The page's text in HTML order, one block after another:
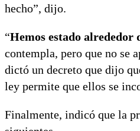
hecho”, dijo.
“Hemos estado alrededor
contempla, pero que no se
dictó un decreto que dijo
ley permite que ellos se
Finalmente, indicó que la